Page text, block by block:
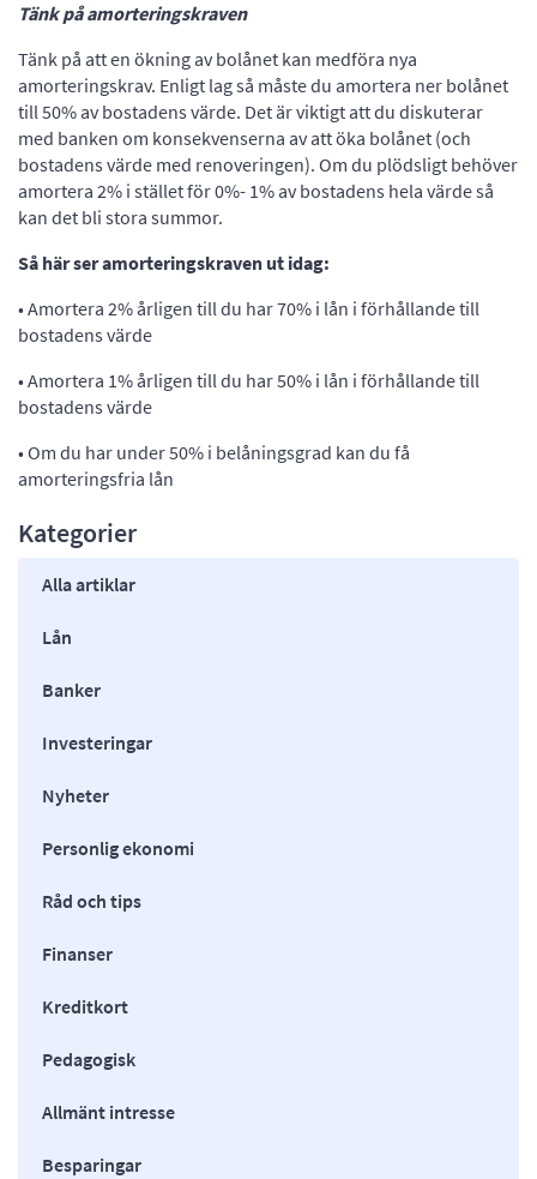
Tänk på amorteringskraven
Tänk på att en ökning av bolånet kan medföra nya
amorteringskrav. Enligt lag så måste du amortera ner bolånet
till 50% av bostadens värde. Det är viktigt att du diskuterar
med banken om konsekvenserna av att öka bolånet (och
bostadens värde med renoveringen). Om du plödsligt behöver
amortera 2% i stället för 0%- 1% av bostadens hela värde så
kan det bli stora summor.
Så här ser amorteringskraven ut idag:
• Amortera 2% årligen till du har 70% i lån i förhållande till
bostadens värde
• Amortera 1% årligen till du har 50% i lån i förhållande till
bostadens värde
• Om du har under 50% i belåningsgrad kan du få
amorteringsfria lån
Kategorier
Alla artiklar
Lån
Banker
Investeringar
Nyheter
Personlig ekonomi
Råd och tips
Finanser
Kreditkort
Pedagogisk
Allmänt intresse
Besparingar